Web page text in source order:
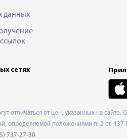
данных
сетях
отличаться от цен, указанных на
определяемой положениями п. 2 ст.
737-27-30